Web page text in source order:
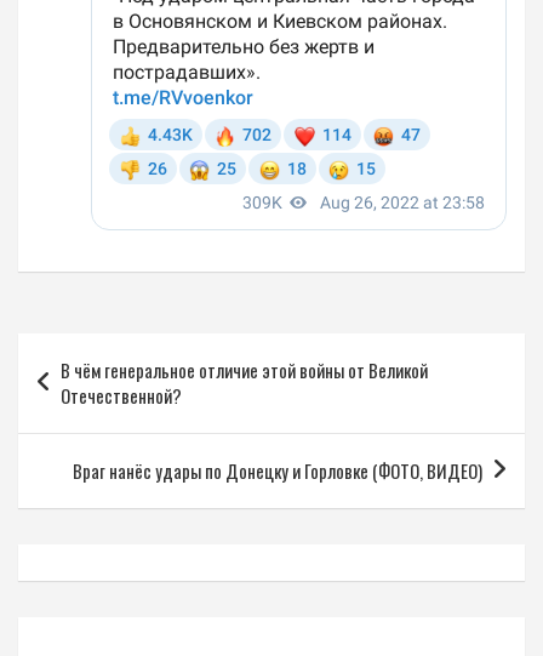
по
записям
В чём генеральное отличие этой войны от Великой
Отечественной?
Враг нанёс удары по Донецку и Горловке (ФОТО, ВИДЕО)